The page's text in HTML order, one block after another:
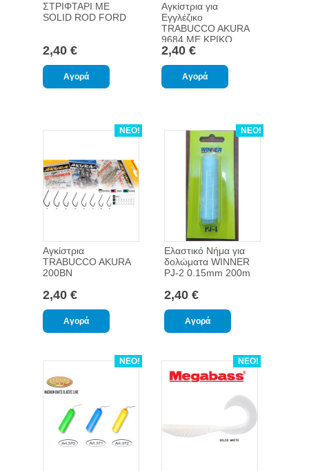
2,40 €
ΣΤΡΙΦΤΑΡΙ ΜΕ
SOLID ROD FORD
2,40 €
Αγκίστρια για
Εγγλέζικο
TRABUCCO AKURA
9684 ΜΕ ΚΡΙΚΟ
ΝΕΟ!
2,40 €
Αγκίστρια
TRABUCCO AKURA
200BN
ΝΕΟ!
2,40 €
Ελαστικό Νήμα για
δολώματα WINNER
PJ-2 0.15mm 200m
ΝΕΟ! ΝΕΟ!